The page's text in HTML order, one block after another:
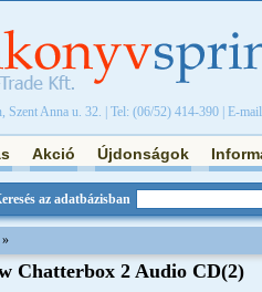
Szent Anna u. 32. | Tel: (06/52) 414-390 | E-
Akció Újdonságok
az adatbázisban
»
Chatterbox 2 Audio CD(2)